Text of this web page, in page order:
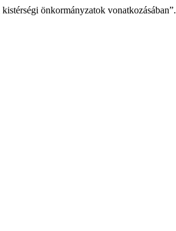
önkormányzatok vonatkozásában”.